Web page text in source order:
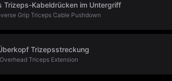
Trizeps-Kabeldrücken im Untergriff
Grip Triceps Cable Pushdown
Trizepsstreckung
Triceps Extension